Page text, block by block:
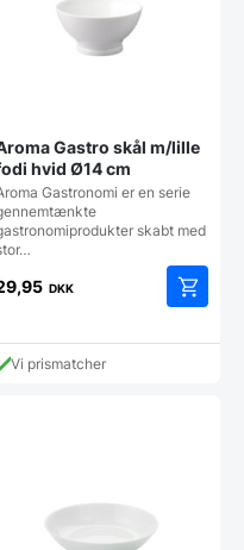
Gastro skål m/lille
hvid Ø14 cm
Gastronomi er en serie
skabt med
DKK
Vi prismatcher